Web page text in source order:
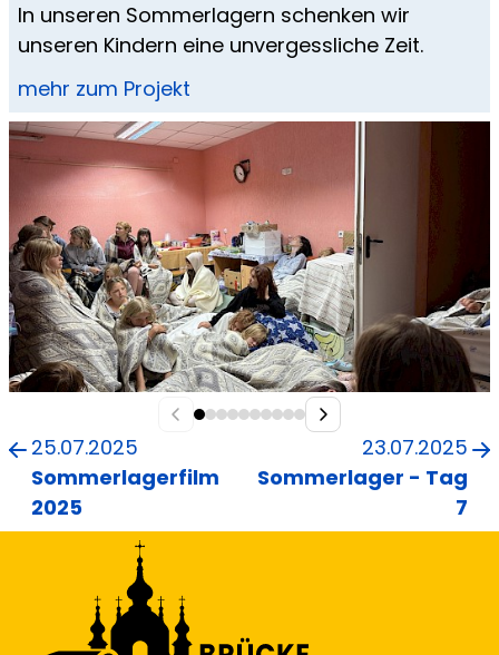
In unseren Sommerlagern schenken wir
unseren Kindern eine unvergessliche Zeit.
mehr zum Projekt
25.07.2025
Sommerlagerfilm
2025
23.07.2025
Sommerlager - Tag
7